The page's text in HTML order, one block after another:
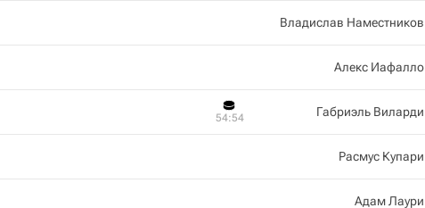
Владислав Наместников
Алекс Иафалло
Габриэль Виларди
54:54
Расмус Купари
Адам Лаури